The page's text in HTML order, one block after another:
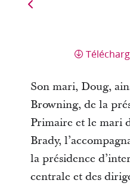
Son mari, Doug,
Browning, de la
Primaire et le mari
Brady,
la présidence
centrale et des